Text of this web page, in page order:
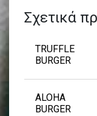
Σχετικά
TRUFFLE
BURGER
ALOHA
BURGER